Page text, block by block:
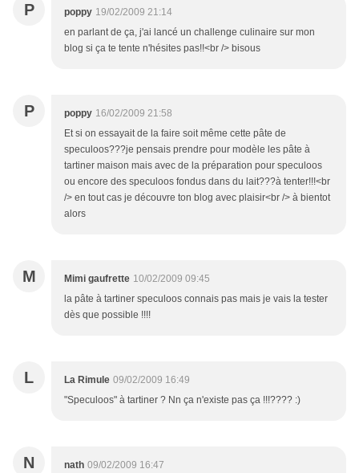
P poppy 19/02/2009 21:14
en parlant de ça, j'ai lancé un challenge culinaire sur mon
blog si ça te tente n'hésites pas!!<br /> bisous
P poppy 16/02/2009 21:58
Et si on essayait de la faire soit même cette pâte de
speculoos???je pensais prendre pour modèle les pâte à
tartiner maison mais avec de la préparation pour speculoos
ou encore des speculoos fondus dans du lait???à tenter!!!<br
/> en tout cas je découvre ton blog avec plaisir<br /> à bientot
alors
M Mimi gaufrette 10/02/2009 09:45
la pâte à tartiner speculoos connais pas mais je vais la tester
dès que possible !!!!
L La Rimule 09/02/2009 16:49
"Speculoos" à tartiner ? Nn ça n'existe pas ça !!!???? :)
N nath 09/02/2009 16:47